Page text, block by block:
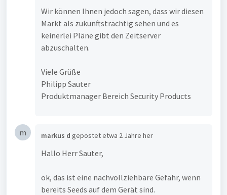
Wir können Ihnen jedoch sagen, dass wir diesen
Markt als zukunftsträchtig sehen und es
keinerlei Pläne gibt den Zeitserver
abzuschalten.
Viele Grüße
Philipp Sauter
Produktmanager Bereich Security Products
m markus d gepostetetwa 2 Jahre her
Hallo Herr Sauter,
ok, das ist eine nachvollziehbare Gefahr, wenn
bereits Seeds auf dem Gerät sind.